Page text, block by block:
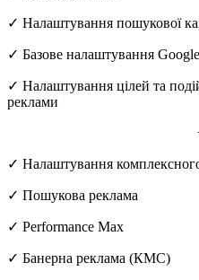
✓ Налаштування пошукової
✓ Базове налаштування
✓ Налаштування цілей та
реклами
✓ Налаштування
✓ Пошукова реклама
✓ Performance Max
✓ Банерна реклама (КМС)